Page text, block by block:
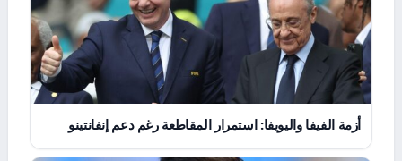
أزمة الفيفا واليويفا: استمرار المقاطعة رغم دعم إنفانتينو